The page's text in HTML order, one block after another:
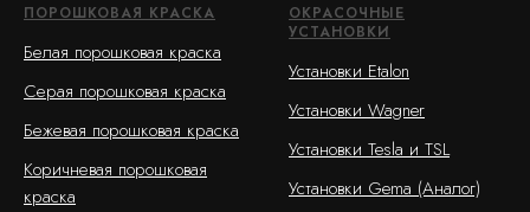
ПОРОШКОВАЯ КРАСКА
Белая порошковая краска
Серая порошковая краска
Бежевая порошковая краска
Коричневая порошковая
краска
ОКРАСОЧНЫЕ
УСТАНОВКИ
Установки Etalon
Установки Wagner
Установки Tesla и TSL
Установки Gema (Аналог)